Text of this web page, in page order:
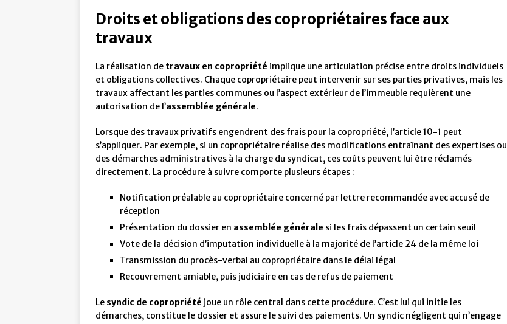
Droits et obligations des copropriétaires face aux
travaux
La réalisation de travaux en copropriété implique une articulation précise entre droits individuels
et obligations collectives. Chaque copropriétaire peut intervenir sur ses parties privatives, mais les
travaux affectant les parties communes ou l’aspect extérieur de l’immeuble requièrent une
autorisation de l’assemblée générale.
Lorsque des travaux privatifs engendrent des frais pour la copropriété, l’article 10-1 peut
s’appliquer. Par exemple, si un copropriétaire réalise des modifications entraînant des expertises ou
des démarches administratives à la charge du syndicat, ces coûts peuvent lui être réclamés
directement. La procédure à suivre comporte plusieurs étapes :
Notification préalable au copropriétaire concerné par lettre recommandée avec accusé de
réception
Présentation du dossier en assemblée générale si les frais dépassent un certain seuil
Vote de la décision d’imputation individuelle à la majorité de l’article 24 de la même loi
Transmission du procès-verbal au copropriétaire dans le délai légal
Recouvrement amiable, puis judiciaire en cas de refus de paiement
Le syndic de copropriété joue un rôle central dans cette procédure. C’est lui qui initie les
démarches, constitue le dossier et assure le suivi des paiements. Un syndic négligent qui n’engage